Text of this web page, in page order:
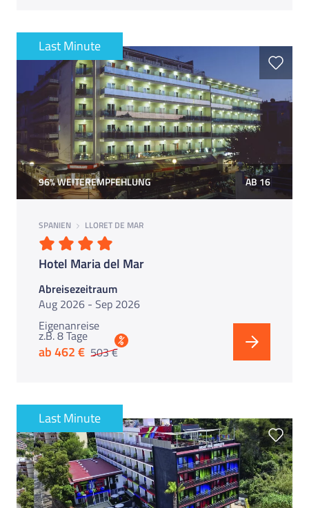
Last Minute
96% WEITEREMPFEHLUNG AB 16
SPANIEN LLORET DE MAR
Hotel Maria del Mar
Abreisezeitraum
Aug 2026 - Sep 2026
Eigenanreise
z.B. 8 Tage
ab 462 € 503 €
%
Last Minute